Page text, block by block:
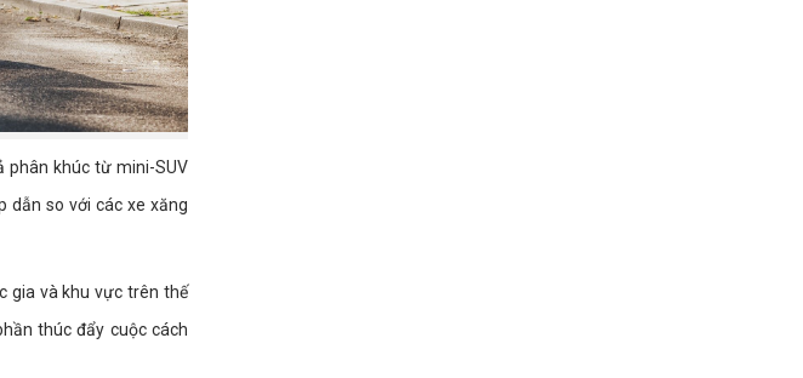
phân khúc từ mini-SUV
dẫn so với các xe xăng
gia và khu vực trên thế
thúc đẩy cuộc cách